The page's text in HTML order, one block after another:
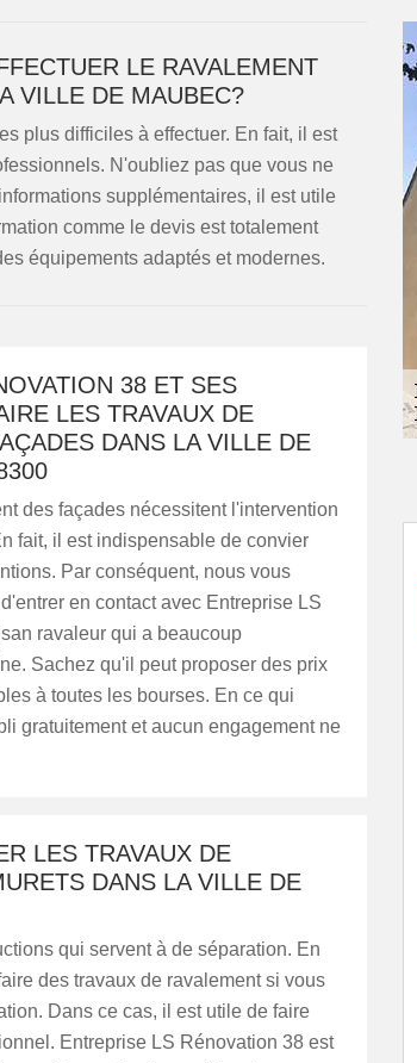
LE RAVALEMENT
VILLE DE MAUBEC?
plus difficiles à effectuer. En fait, il est
N'oubliez pas que vous ne
supplémentaires, il est utile
comme le devis est totalement
équipements adaptés et modernes.
38 ET SES
LES TRAVAUX DE
DANS LA VILLE DE
des façades nécessitent l'intervention
fait, il est indispensable de convier
Par conséquent, nous vous
en contact avec Entreprise LS
ravaleur qui a beaucoup
Sachez qu'il peut proposer des prix
à toutes les bourses. En ce qui
gratuitement et aucun engagement ne
LES TRAVAUX DE
DANS LA VILLE DE
qui servent à de séparation. En
des travaux de ravalement si vous
Dans ce cas, il est utile de faire
Entreprise LS Rénovation 38 est